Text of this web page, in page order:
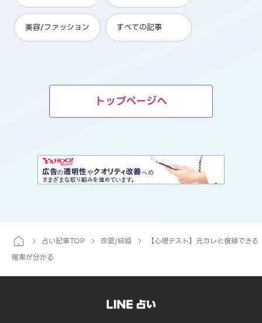
美容/ファッション すべての記事
トップページへ
占い記事TOP 恋愛/結婚
【心理テスト】元カレと復縁できる
確率が分かる